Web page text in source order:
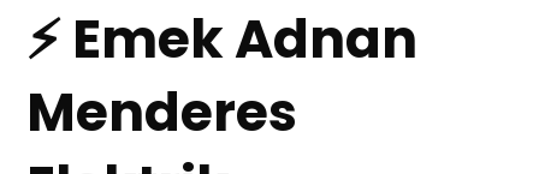
⚡ Emek Adnan
Menderes